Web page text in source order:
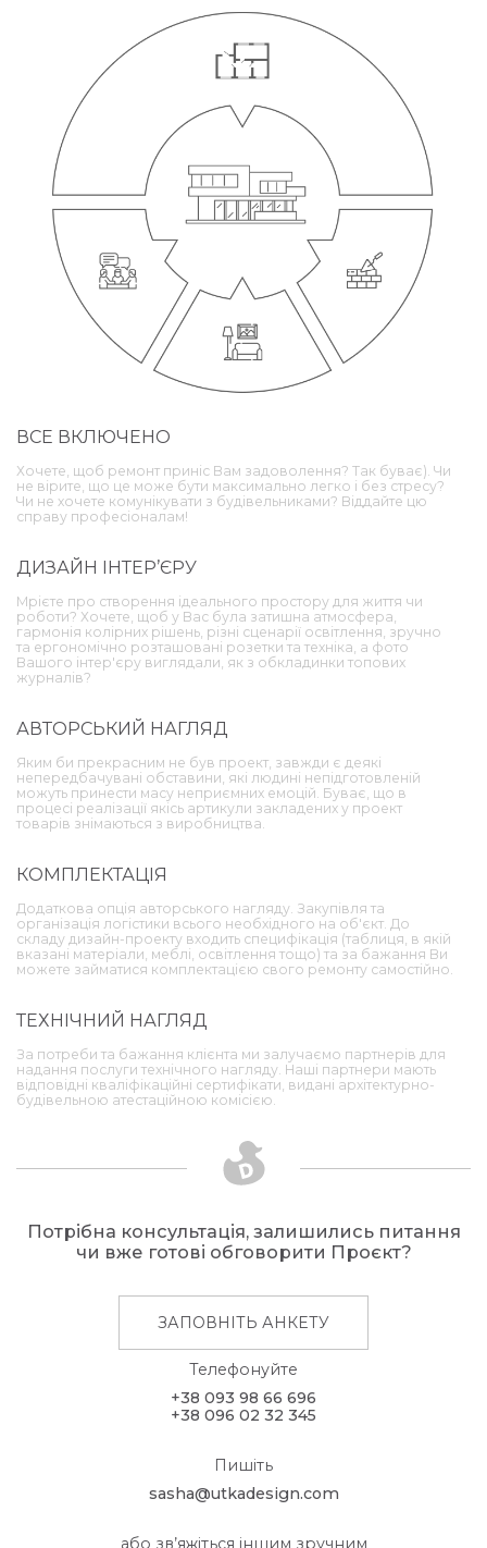
ВСЕ ВКЛЮЧЕНО
Хочете, щоб ремонт приніс Вам задоволення? Так буває). Чи
не вірите, що це може бути максимально легко і без стресу?
Чи не хочете комунікувати з будівельниками? Віддайте цю
справу професіоналам!
ДИЗАЙН ІНТЕР’ЄРУ
Мрієте про створення ідеального простору для життя чи
роботи? Хочете, щоб у Вас була затишна атмосфера,
гармонія колірних рішень, різні сценарії освітлення, зручно
та ергономічно розташовані розетки та техніка, а фото
Вашого інтер'єру виглядали, як з обкладинки топових
журналів?
АВТОРСЬКИЙ НАГЛЯД
Яким би прекрасним не був проект, завжди є деякі
непередбачувані обставини, які людині непідготовленій
можуть принести масу неприємних емоцій. Буває, що в
процесі реалізації якісь артикули закладених у проект
товарів знімаються з виробництва.
КОМПЛЕКТАЦІЯ
Додаткова опція авторського нагляду. Закупівля та
організація логістики всього необхідного на об'єкт. До
складу дизайн-проекту входить специфікація (таблиця, в якій
вказані матеріали, меблі, освітлення тощо) та за бажання Ви
можете займатися комплектацією свого ремонту самостійно.
ТЕХНІЧНИЙ НАГЛЯД
За потреби та бажання клієнта ми залучаємо партнерів для
надання послуги технічного нагляду. Наші партнери мають
відповідні кваліфікаційні сертифікати, видані архітектурно-
будівельною атестаційною комісією.
Потрібна консультація, залишились питання
чи вже готові обговорити Проєкт?
ЗАПОВНІТЬ АНКЕТУ
Телефонуйте
+38 093 98 66 696
+38 096 02 32 345
Пишіть
sasha@utkadesign.com
або зв’яжіться іншим зручним